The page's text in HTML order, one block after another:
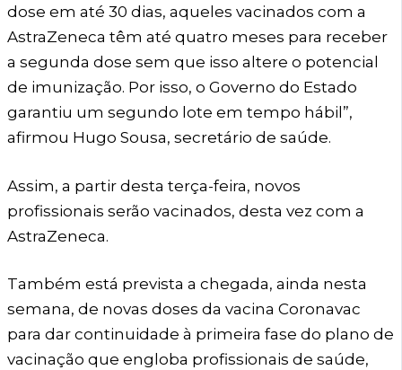
dose em até 30 dias, aqueles vacinados com a
AstraZeneca têm até quatro meses para receber
a segunda dose sem que isso altere o potencial
de imunização. Por isso, o Governo do Estado
garantiu um segundo lote em tempo hábil”,
afirmou Hugo Sousa, secretário de saúde.
Assim, a partir desta terça-feira, novos
profissionais serão vacinados, desta vez com a
AstraZeneca.
Também está prevista a chegada, ainda nesta
semana, de novas doses da vacina Coronavac
para dar continuidade à primeira fase do plano de
vacinação que engloba profissionais de saúde,